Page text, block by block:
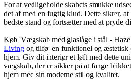
For at vedligeholde skabets smukke
det af med en fugtig klud. Dette sikrer, at
bedste stand og fortsætter med at pryde
Køb 'Vægskab med glaslåge i stål -
Living og tilføj en funktionel og æstetisk
hjem. Giv dit interiør et løft med dette
vægskab, der er sikker på at fange
hjem med sin moderne stil og kvalitet.